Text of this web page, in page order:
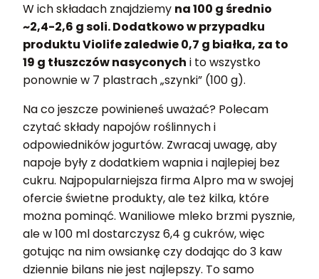
W ich składach znajdziemy na 100 g średnio
~2,4-2,6 g soli. Dodatkowo w przypadku
produktu Violife zaledwie 0,7 g białka, za to
19 g tłuszczów nasyconych i to wszystko
ponownie w 7 plastrach „szynki” (100 g).
Na co jeszcze powinieneś uważać? Polecam
czytać składy napojów roślinnych i
odpowiedników jogurtów. Zwracaj uwagę, aby
napoje były z dodatkiem wapnia i najlepiej bez
cukru. Najpopularniejsza firma Alpro ma w swojej
ofercie świetne produkty, ale też kilka, które
można pominąć. Waniliowe mleko brzmi pysznie,
ale w 100 ml dostarczysz 6,4 g cukrów, więc
gotując na nim owsiankę czy dodając do 3 kaw
dziennie bilans nie jest najlepszy. To samo